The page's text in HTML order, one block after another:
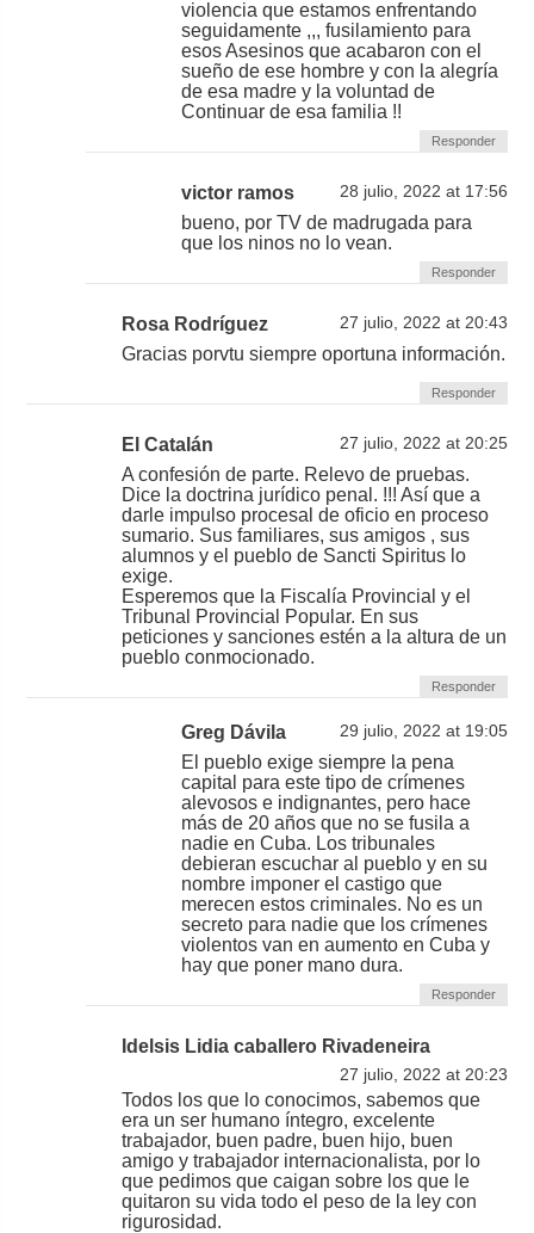
violencia que estamos enfrentando
seguidamente ,,, fusilamiento para
esos Asesinos que acabaron con el
sueño de ese hombre y con la alegría
de esa madre y la voluntad de
Continuar de esa familia !!
Responder
victor ramos 28 julio, 2022 at 17:56
bueno, por TV de madrugada para
que los ninos no lo vean.
Responder
Rosa Rodríguez 27 julio, 2022 at 20:43
Gracias porvtu siempre oportuna información.
Responder
El Catalán 27 julio, 2022 at 20:25
A confesión de parte. Relevo de pruebas.
Dice la doctrina jurídico penal. !!! Así que a
darle impulso procesal de oficio en proceso
sumario. Sus familiares, sus amigos , sus
alumnos y el pueblo de Sancti Spiritus lo
exige.
Esperemos que la Fiscalía Provincial y el
Tribunal Provincial Popular. En sus
peticiones y sanciones estén a la altura de un
pueblo conmocionado.
Responder
Greg Dávila 29 julio, 2022 at 19:05
El pueblo exige siempre la pena
capital para este tipo de crímenes
alevosos e indignantes, pero hace
más de 20 años que no se fusila a
nadie en Cuba. Los tribunales
debieran escuchar al pueblo y en su
nombre imponer el castigo que
merecen estos criminales. No es un
secreto para nadie que los crímenes
violentos van en aumento en Cuba y
hay que poner mano dura.
Responder
Idelsis Lidia caballero Rivadeneira
27 julio, 2022 at 20:23
Todos los que lo conocimos, sabemos que
era un ser humano íntegro, excelente
trabajador, buen padre, buen hijo, buen
amigo y trabajador internacionalista, por lo
que pedimos que caigan sobre los que le
quitaron su vida todo el peso de la ley con
rigurosidad.